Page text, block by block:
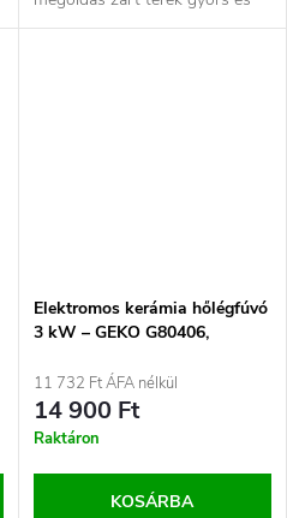
hatékony felfűtésére. A
Elektromos kerámia hőlégfúvó
3 kW – GEKO G80406,
11 732 Ft ÁFA nélkül
14 900 Ft
Raktáron
KOSÁRBA